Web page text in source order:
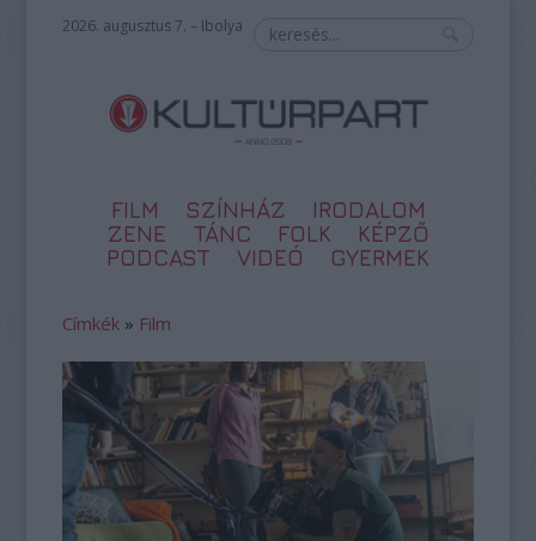
2026. augusztus 7. – Ibolya
FILM SZÍNHÁZ
IRODALOM
ZENE
TÁNC FOLK
KÉPZŐ
PODCAST
VIDEÓ GYERMEK
Címkék » Film